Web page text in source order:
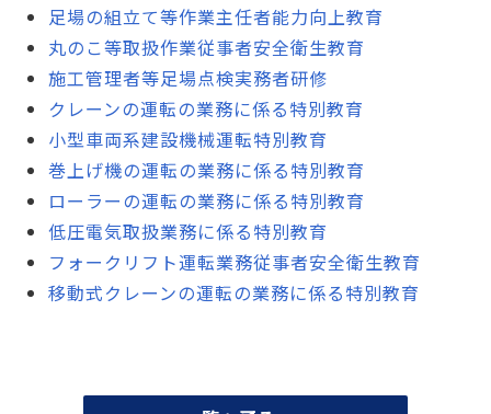
足場の組立て等作業主任者能力向上教育
丸のこ等取扱作業従事者安全衛生教育
施工管理者等足場点検実務者研修
クレーンの運転の業務に係る特別教育
小型車両系建設機械運転特別教育
巻上げ機の運転の業務に係る特別教育
ローラーの運転の業務に係る特別教育
低圧電気取扱業務に係る特別教育
フォークリフト運転業務従事者安全衛生教育
移動式クレーンの運転の業務に係る特別教育